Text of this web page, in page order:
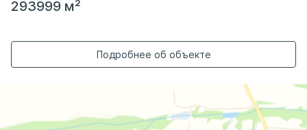
293999 м²
Подробнее об объекте